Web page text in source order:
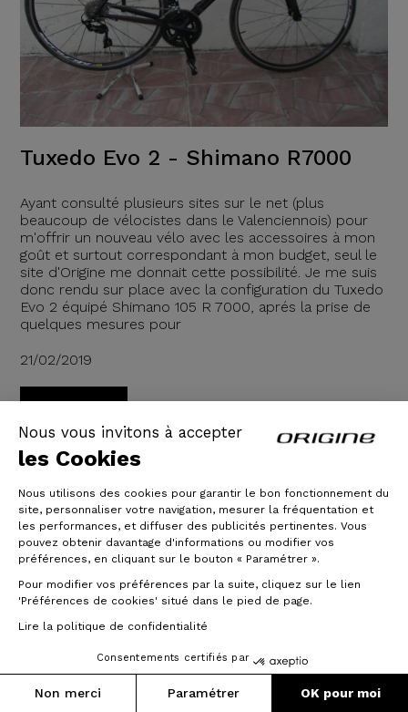
Nous vous invitons à accepter
les Cookies
Nous utilisons des cookies pour garantir le bon fonctionnement du
site, personnaliser votre navigation, mesurer la fréquentation et
les performances, et diffuser des publicités pertinentes. Vous
pouvez obtenir davantage d'informations ou modifier vos
préférences, en cliquant sur le bouton « Paramétrer ».
Pour modifier vos préférences par la suite, cliquez sur le lien
'Préférences de cookies' situé dans le pied de page.
Lire la politique de confidentialité
Consentements certifiés par
Non merci Paramétrer OK pour moi
Tuxedo Evo 2 - Shimano R7000
Ayant consulté plusieurs sites sur le net (plus
beaucoup de vélocistes dans le Valenciennois) pour
m'offrir un nouveau vélo avec les accessoires à mon
goût et surtout correspondant à mon budget, seul le
site d'Origine me donnait cette possibilité. Je me suis
donc rendu sur place avec la configuration du Tuxedo
Evo 2 équipé Shimano 105 R 7000, aprés la prise de
quelques mesures pour
21/02/2019